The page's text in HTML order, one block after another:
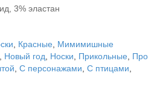
3% эластан
Красные
Мимимишные
Новый год Носки Прикольные
Про
С персонажами С птицами